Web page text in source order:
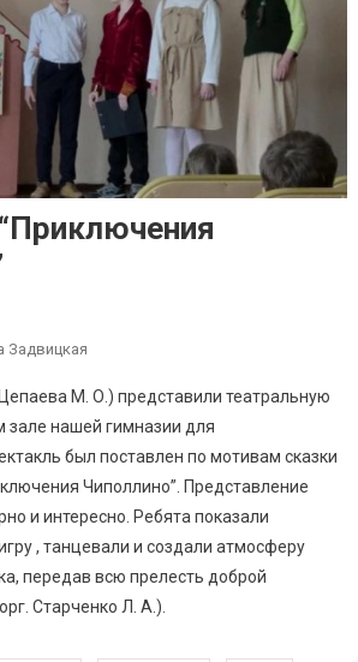
Задвицкая
М. О.) представили театральную
зале нашей гимназии для
был поставлен по мотивам сказки
Чиполлино”. Представление
и интересно. Ребята показали
, танцевали и создали атмосферу
передав всю прелесть доброй
Старченко Л. А.).